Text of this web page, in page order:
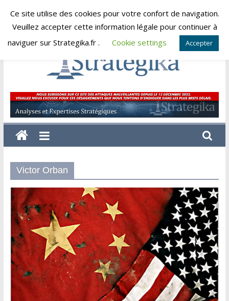
Skip
vendredi, août 7, 2026
Strategika
Expertise
et
Analyses
Victor Orban
Ce site utilise des cookies pour votre confort de navigation.
Veuillez accepter cette information légale pour continuer à
naviguer sur Strategika.fr .
Cookie settings Accepter